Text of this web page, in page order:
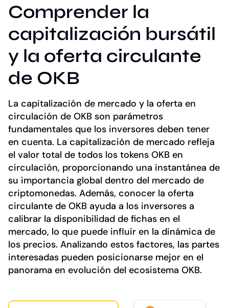
Comprender la
capitalización bursátil
y la oferta circulante
de OKB
La capitalización de mercado y la oferta en
circulación de OKB son parámetros
fundamentales que los inversores deben tener
en cuenta. La capitalización de mercado refleja
el valor total de todos los tokens OKB en
circulación, proporcionando una instantánea de
su importancia global dentro del mercado de
criptomonedas. Además, conocer la oferta
circulante de OKB ayuda a los inversores a
calibrar la disponibilidad de fichas en el
mercado, lo que puede influir en la dinámica de
los precios. Analizando estos factores, las partes
interesadas pueden posicionarse mejor en el
panorama en evolución del ecosistema OKB.